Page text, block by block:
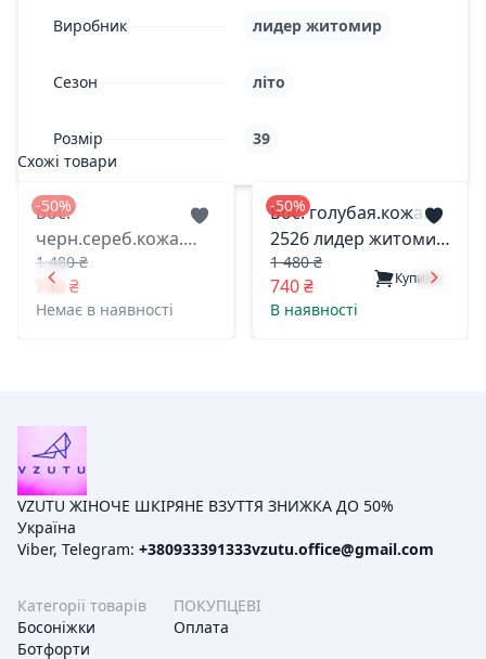
Виробник лидер житомир
Сезон літо
Розмір
39
Схожі товари
-50%
Бос.
черн.сереб.кожа.
2526 лидер житомир
39(р)
1 480 ₴
740 ₴
Немає в наявності
-50%
Бос. голубая.кожа.
2526 лидер житомир
39(р)
1 480 ₴
740 ₴ Купити
В наявності
VZUTU ЖІНОЧЕ ШКІРЯНЕ ВЗУТТЯ ЗНИЖКА ДО 50%
Україна
Viber, Telegram: +380933391333vzutu.office@gmail.com
Категорії товарів
Босоніжки
Ботфорти
ПОКУПЦЕВІ
Оплата